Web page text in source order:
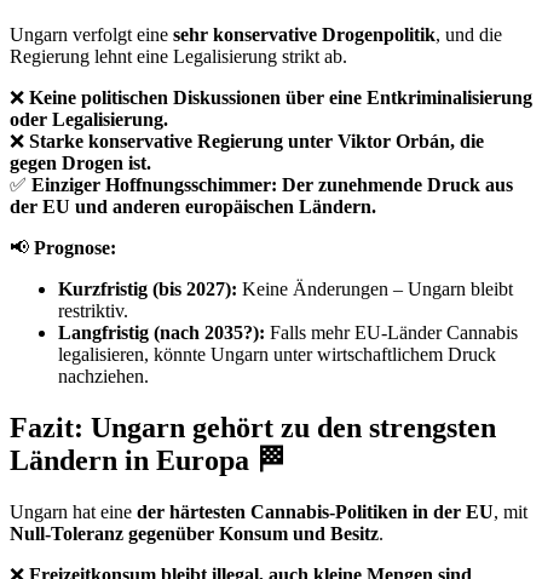
Ungarn verfolgt eine sehr konservative Drogenpolitik, und die
Regierung lehnt eine Legalisierung strikt ab.
❌ Keine politischen Diskussionen über eine Entkriminalisierung
oder Legalisierung.
❌ Starke konservative Regierung unter Viktor Orbán, die
gegen Drogen ist.
✅ Einziger Hoffnungsschimmer: Der zunehmende Druck aus
der EU und anderen europäischen Ländern.
📢 Prognose:
Kurzfristig (bis 2027): Keine Änderungen – Ungarn bleibt
restriktiv.
Langfristig (nach 2035?): Falls mehr EU-Länder Cannabis
legalisieren, könnte Ungarn unter wirtschaftlichem Druck
nachziehen.
Fazit: Ungarn gehört zu den strengsten
Ländern in Europa 🏁
Ungarn hat eine der härtesten Cannabis-Politiken in der EU, mit
Null-Toleranz gegenüber Konsum und Besitz.
❌ Freizeitkonsum bleibt illegal, auch kleine Mengen sind